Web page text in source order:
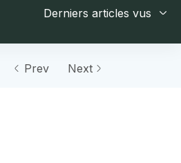
Derniers articles vus
Prev Next